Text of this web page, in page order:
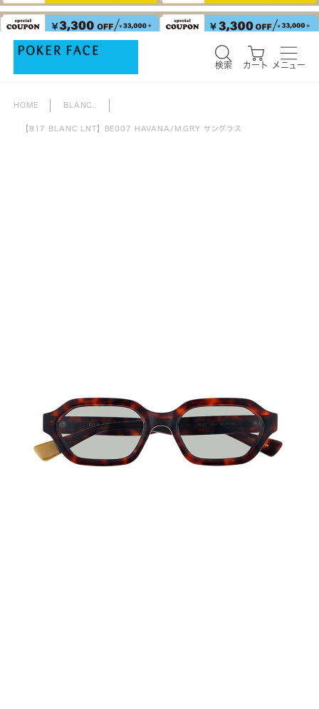
検索 カート メニュー
検索 カート メニュー
HOME BLANC..
【817 BLANC LNT】BE007 HAVANA/M.GRY サングラス